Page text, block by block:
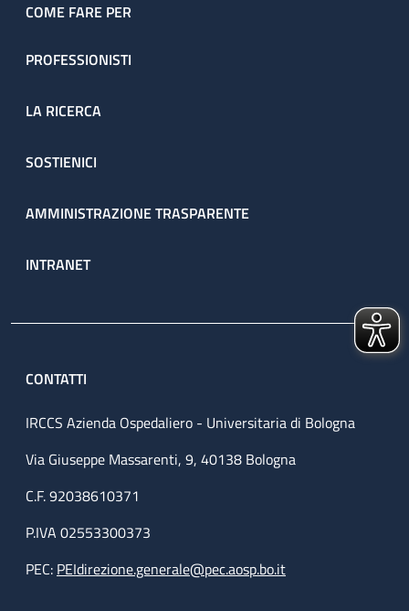
COME FARE PER
PROFESSIONISTI
LA RICERCA
SOSTIENICI
AMMINISTRAZIONE TRASPARENTE
INTRANET
CONTATTI
IRCCS Azienda Ospedaliero - Universitaria di Bologna
Via Giuseppe Massarenti, 9, 40138 Bologna
C.F. 92038610371
P.IVA 02553300373
PEC: PEIdirezione.generale@pec.aosp.bo.it